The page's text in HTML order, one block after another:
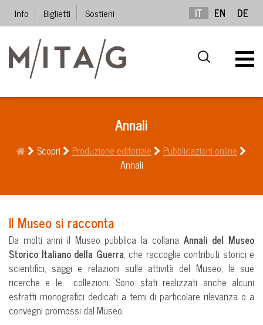
Info Biglietti Sostieni IT EN DE
Annali
Scopri Produzione editoriale
Pubblicazioni online
Annali
Il Museo si racconta
Da molti anni il Museo pubblica la collana Annali del Museo
Storico Italiano della Guerra, che raccoglie contributi storici e
scientifici, saggi e relazioni sulle attività del Museo, le sue
ricerche e le collezioni. Sono stati realizzati anche alcuni
estratti monografici dedicati a temi di particolare rilevanza o a
convegni promossi dal Museo.